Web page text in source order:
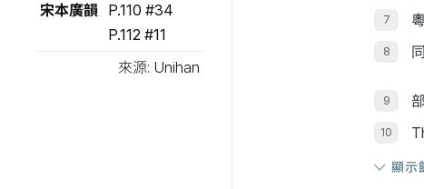
宋本廣韻
P.110 #34
P.112 #11
來源: Unihan
顯示